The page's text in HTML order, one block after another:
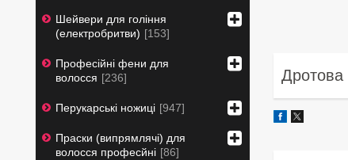
Шейвери для гоління
(електробритви)
153
Професійні фени для
волосся
236
Перукарські ножиці 947
Праски (випрямлячі) для
волосся професйні 86